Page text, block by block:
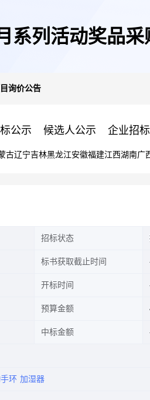
系列活动奖品
询价公告
公示 候选人公示 企业招
古辽宁吉林黑龙江安徽福建江西湖南广
招标状态
标书获取截止时间
开标时间
预算金额
中标金额
环 加湿器